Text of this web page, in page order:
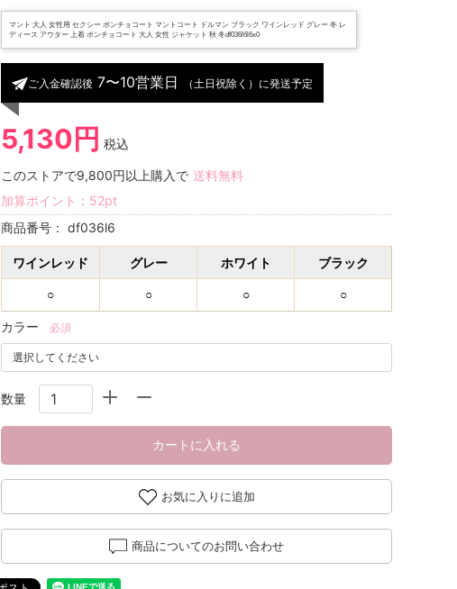
マント 大人 女性用 セクシー ポンチョコート マントコート ドルマン ブラック ワインレッド グレー 冬 レ
ディース アウター 上着 ポンチョコート 大人 女性 ジャケット 秋 冬df036l6l6x0
ご入金確認後 7〜10営業日 （土日祝除く）に発送予定
5,130円 税込
このストアで9,800円以上購入で 送料無料
加算ポイント： 52pt
商品番号： df036l6
ワインレッド グレー ホワイト ブラック
○ ○ ○ ○
カラー 必須
数量
カートに入れる
お気に入りに追加
商品についてのお問い合わせ